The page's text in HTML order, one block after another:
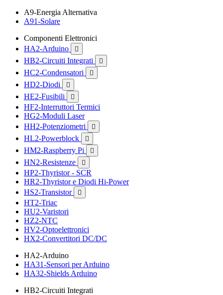
A9-Energia Alternativa
A91-Solare
Componenti Elettronici
HA2-Arduino

HB2-Circuiti Integrati 
HC2-Condensatori 
HD2-Diodi 
HE2-Fusibili 
HF2-Interruttori Termici
HG2-Moduli Laser
HH2-Potenziometri

HL2-Powerblock 
HM2-Raspberry Pi 
HN2-Resistenze 
HP2-Thyristor - SCR
HR2-Thyristor e Diodi Hi-Power
HS2-Transistor

HT2-Triac
HU2-Varistori
HZ2-NTC
HV2-Optoelettronici
HX2-Convertitori DC/DC
HA2-Arduino
HA31-Sensori per Arduino
HA32-Shields Arduino
HB2-Circuiti Integrati